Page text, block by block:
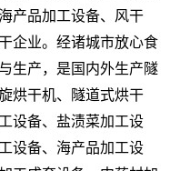
产品加工设备、风干
企业。经诸城市放心食
生产，是国内外生产隧
烘干机、隧道式烘干
设备、盐渍菜加工设
设备、海产品加工设